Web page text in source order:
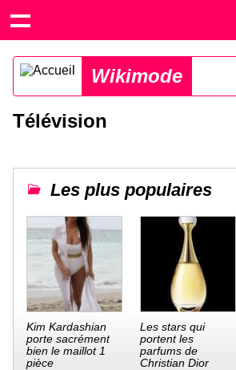
Wikimode
Télévision
Les plus populaires
Kim Kardashian
porte sacrément
bien le maillot 1
pièce
Les stars qui
portent les
parfums de
Christian Dior